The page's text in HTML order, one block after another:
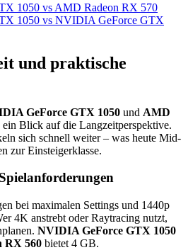
1050 vs AMD Radeon RX 570
1050 vs NVIDIA GeForce GTX
und praktische
GeForce GTX 1050 und AMD
ein Blick auf die Langzeitperspektive.
sich schnell weiter – was heute Mid-
zur Einsteigerklasse.
bei maximalen Settings und 1440p
4K anstrebt oder Raytracing nutzt,
NVIDIA GeForce GTX 1050
RX 560 bietet 4 GB.